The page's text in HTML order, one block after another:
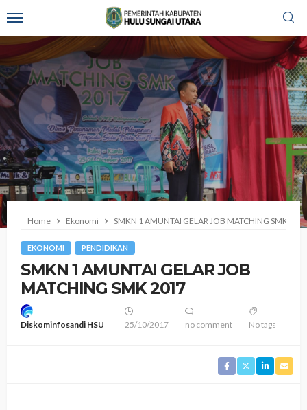
Home Ekonomi SMKN 1 AMUNTAI GELAR JOB MATCHING SMK
EKONOMI PENDIDIKAN
SMKN 1 AMUNTAI GELAR JOB
MATCHING SMK 2017
Diskominfosandi HSU 25/10/2017 no comment No tags